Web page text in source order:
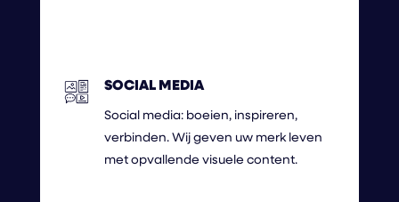
SOCIAL MEDIA
Social media: boeien, inspireren,
verbinden. Wij geven uw merk leven
met opvallende visuele content.